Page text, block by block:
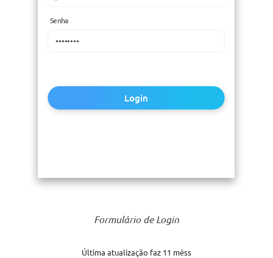
Senha
Login
Formulário de Login
Última atualização faz 11 mêss